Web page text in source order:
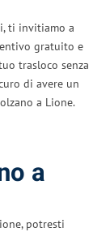
ti invitiamo a
gratuito e
trasloco senza
di avere un
a Lione.
a
potresti